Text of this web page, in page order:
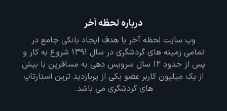
درباره لحظه آخر
وب سایت لحظه آخر با هدف ایجاد بانکی جامع در
تمامی زمینه های گردشگری در سال 1391 شروع به کار و
پس از حدود 12 سال سرویس دهی به مسافرین با بیش
از یک میلیون کاربر عضو یکی از پربازدید ترین استارتاپ
های گردشگری می باشد.